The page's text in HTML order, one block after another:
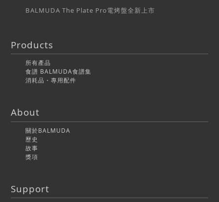
BALMUDA The Plate Pro電烤盤全新上市
Products
所有產品
食譜 BALMUDA食譜集
消耗品・專用配件
About
關於BALMUDA
歷史
故事
獎項
Support